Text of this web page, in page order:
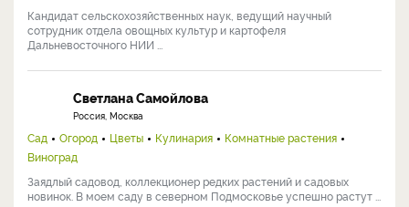
Кандидат сельскохозяйственных наук, ведущий научный
сотрудник отдела овощных культур и картофеля
Дальневосточного НИИ ...
Светлана Самойлова
Россия, Москва
Сад Огород Цветы Кулинария
Комнатные растения
Виноград
Заядлый садовод, коллекционер редких растений и садовых
новинок. В моем саду в северном Подмосковье успешно растут ...